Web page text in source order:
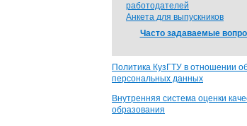
работодателей
Анкета для выпускников
Часто задаваемые
Политика КузГТУ в отношении
персональных данных
Внутренняя система оценки
образования